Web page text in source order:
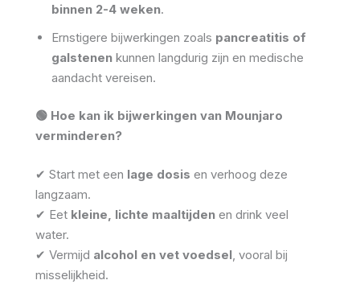
binnen 2-4 weken.
Ernstigere bijwerkingen zoals pancreatitis of
galstenen kunnen langdurig zijn en medische
aandacht vereisen.
🟢 Hoe kan ik bijwerkingen van Mounjaro
verminderen?
✔ Start met een lage dosis en verhoog deze
langzaam.
✔ Eet kleine, lichte maaltijden en drink veel
water.
✔ Vermijd alcohol en vet voedsel , vooral bij
misselijkheid.